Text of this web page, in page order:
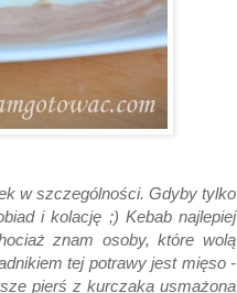
w szczególności. Gdyby tylko
i kolację ;) Kebab najlepiej
znam osoby, które wolą
tej potrawy jest mięso -
pierś z kurczaka usmażona